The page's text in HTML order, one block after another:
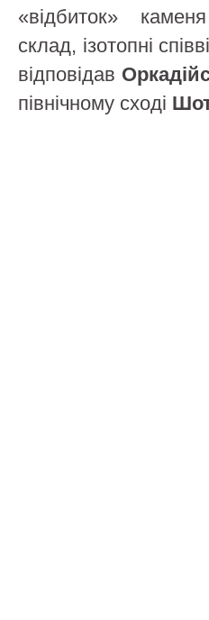
«відбиток»
склад, ізотопні
відповідав
північному сході